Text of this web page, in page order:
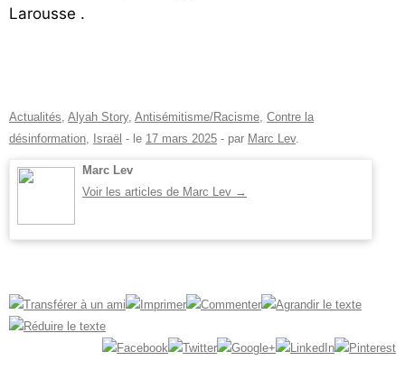
Larousse .
Actualités, Alyah Story, Antisémitisme/Racisme, Contre la
désinformation, Israël - le 17 mars 2025 - par Marc Lev.
Marc Lev
Voir les articles de Marc Lev →